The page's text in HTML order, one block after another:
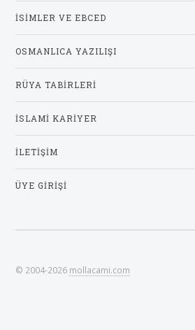
İSIMLER VE EBCED
OSMANLICA YAZILIŞI
RÜYA TABIRLERI
İSLAMI KARIYER
İLETIŞIM
ÜYE GIRIŞI
© 2004-2026 mollacami.com